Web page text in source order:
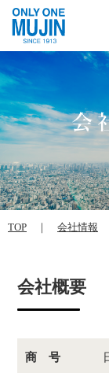
TOP ｜ 会社情報
会社概要
商 号